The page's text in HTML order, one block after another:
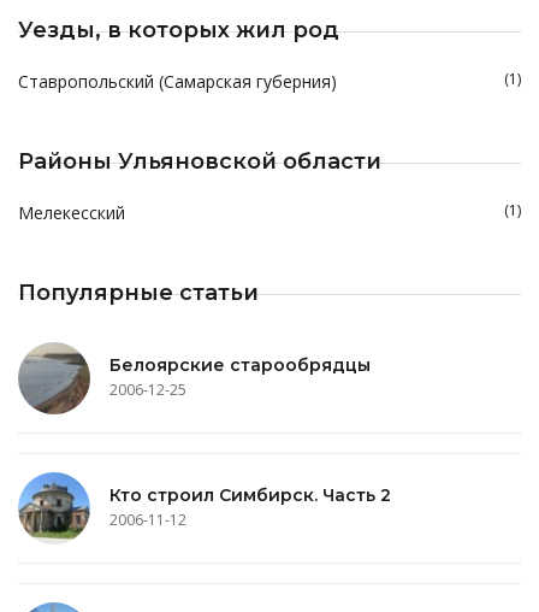
Уезды, в которых жил род
Ставропольский (Самарская губерния) (1)
Районы Ульяновской области
Мелекесский (1)
Популярные статьи
Белоярские старообрядцы
2006-12-25
Кто строил Симбирск. Часть 2
2006-11-12